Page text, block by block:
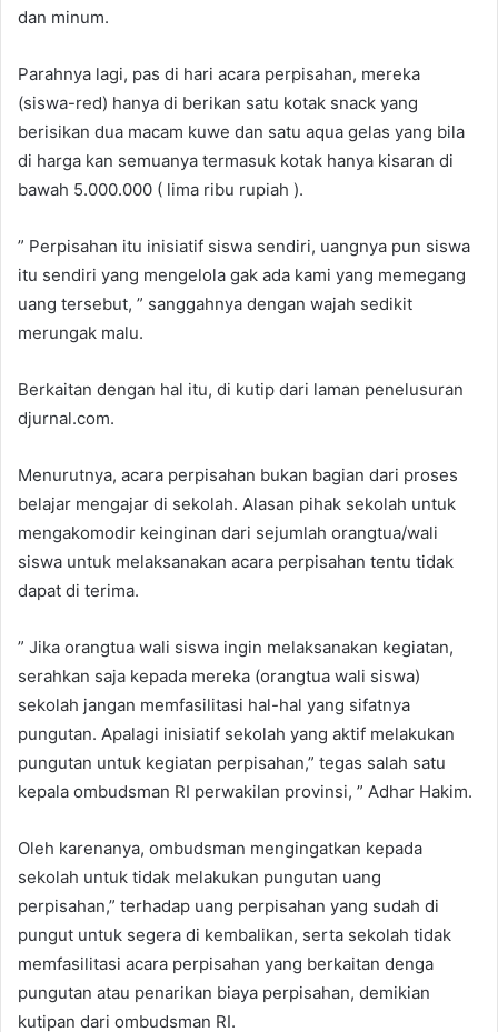
dan minum.
Parahnya lagi, pas di hari acara perpisahan, mereka
(siswa-red) hanya di berikan satu kotak snack yang
berisikan dua macam kuwe dan satu aqua gelas yang bila
di harga kan semuanya termasuk kotak hanya kisaran di
bawah 5.000.000 ( lima ribu rupiah ).
” Perpisahan itu inisiatif siswa sendiri, uangnya pun siswa
itu sendiri yang mengelola gak ada kami yang memegang
uang tersebut, ” sanggahnya dengan wajah sedikit
merungak malu.
Berkaitan dengan hal itu, di kutip dari laman penelusuran
djurnal.com.
Menurutnya, acara perpisahan bukan bagian dari proses
belajar mengajar di sekolah. Alasan pihak sekolah untuk
mengakomodir keinginan dari sejumlah orangtua/wali
siswa untuk melaksanakan acara perpisahan tentu tidak
dapat di terima.
” Jika orangtua wali siswa ingin melaksanakan kegiatan,
serahkan saja kepada mereka (orangtua wali siswa)
sekolah jangan memfasilitasi hal-hal yang sifatnya
pungutan. Apalagi inisiatif sekolah yang aktif melakukan
pungutan untuk kegiatan perpisahan,” tegas salah satu
kepala ombudsman RI perwakilan provinsi, ” Adhar Hakim.
Oleh karenanya, ombudsman mengingatkan kepada
sekolah untuk tidak melakukan pungutan uang
perpisahan,” terhadap uang perpisahan yang sudah di
pungut untuk segera di kembalikan, serta sekolah tidak
memfasilitasi acara perpisahan yang berkaitan denga
pungutan atau penarikan biaya perpisahan, demikian
kutipan dari ombudsman RI.